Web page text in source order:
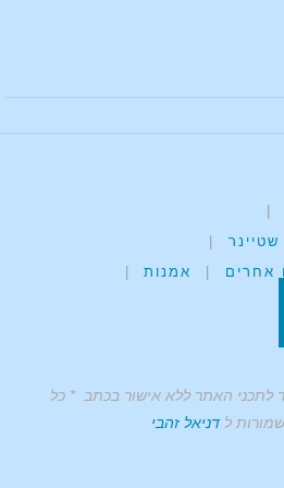
|
|
אחרים
| אמנות |
לתכני האתר ללא אישור בכתב * כל
שמורות לדניאל זהבי